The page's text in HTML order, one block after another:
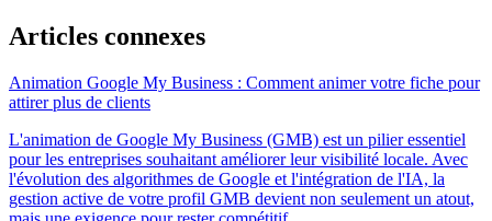
Articles connexes
Animation Google My Business : Comment animer votre fiche pour
attirer plus de clients
L'animation de Google My Business (GMB) est un pilier essentiel
pour les entreprises souhaitant améliorer leur visibilité locale. Avec
l'évolution des algorithmes de Google et l'intégration de l'IA, la
gestion active de votre profil GMB devient non seulement un atout,